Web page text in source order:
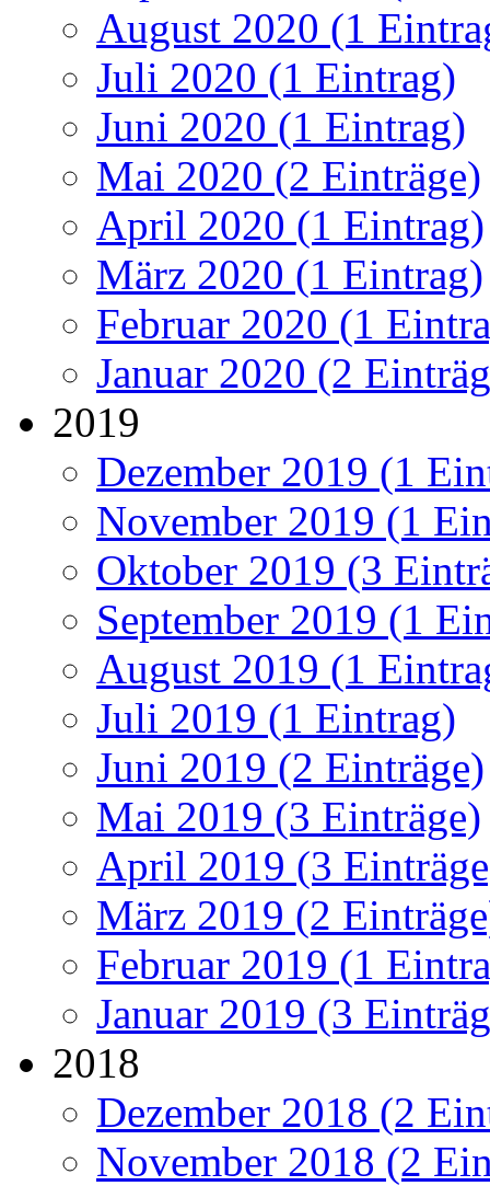
August 2020 (1
Juli 2020 (1 Eintrag)
Juni 2020 (1 Eintrag)
Mai 2020 (2 Einträge)
April 2020 (1 Eintrag)
März 2020 (1 Eintrag)
Februar 2020 (1
Januar 2020 (2
2019
Dezember 2019 (1
November 2019 (1
Oktober 2019 (3
September 2019 (1
August 2019 (1
Juli 2019 (1 Eintrag)
Juni 2019 (2 Einträge)
Mai 2019 (3 Einträge)
April 2019 (3
März 2019 (2
Februar 2019 (1
Januar 2019 (3
2018
Dezember 2018 (2
November 2018 (2